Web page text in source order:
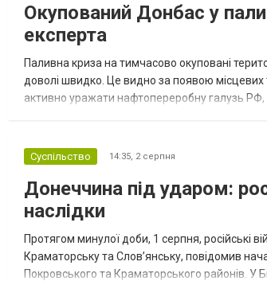
Окупований Донбас у
експерта
Паливна криза на тимчасово окуповані
доволі швидко. Це видно за появою місцевих
активно уражати нафтопереробну галузь РФ,
Суспільство 14:35, 2 серпня
Донеччина під ударом:
наслідки
Протягом минулої доби, 1 серпня, російські
Краматорську та Слов’янську, повідомив
Покровського та Краматорського районів. У